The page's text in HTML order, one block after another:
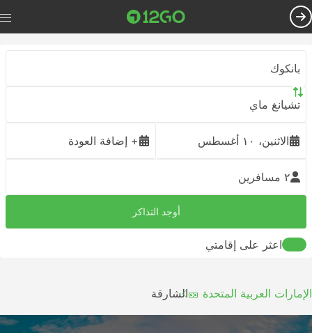
بانكوك
تشيانغ ماي
الاثنين، ١٠ أغسطس + إضافة العودة
٢ مسافرين
أوجد التذاكر
اعثر على إقامتي
الإمارات العربية المتحدة 🎫الشارقة